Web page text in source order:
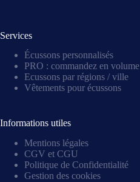
Services
Écussons personnalisés
PRO : commandez en volume
Ecussons par régions / ville
Vêtements pour écussons
Informations utiles
Mentions légales
CGV et CGU
Politique de Confidentialité
Gestion des cookies